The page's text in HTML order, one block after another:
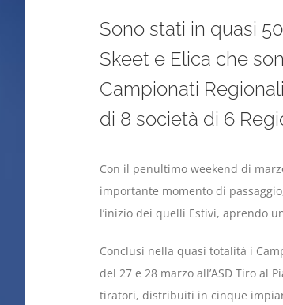
Sono stati in quasi
Skeet e Elica che
Campionati
di 8 società di 6
Con il penultimo weekend di
importante momento di
l’inizio dei quelli Estivi, aprendo
Conclusi nella quasi totalità i
del 27 e 28 marzo all’ASD Tiro al
tiratori, distribuiti in cinque